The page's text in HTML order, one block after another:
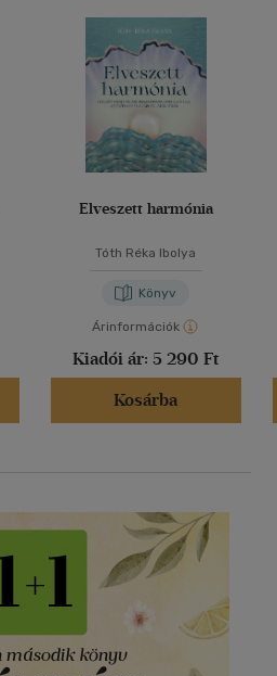
Elveszett harmónia
Tóth Réka Ibolya
Könyv
Árinformációk
Kiadói ár: 5 290 Ft
Kosárba